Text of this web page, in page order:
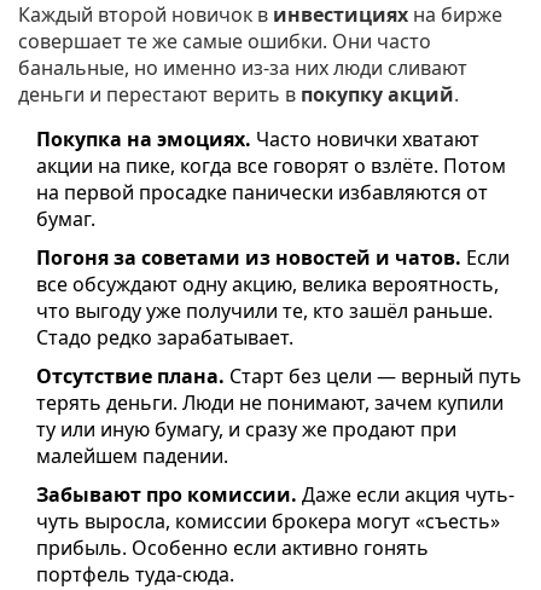
Каждый второй новичок в инвестициях на бирже
совершает те же самые ошибки. Они часто
банальные, но именно из-за них люди сливают
деньги и перестают верить в покупку акций.
Покупка на эмоциях. Часто новички хватают
акции на пике, когда все говорят о взлёте. Потом
на первой просадке панически избавляются от
бумаг.
Погоня за советами из новостей и чатов. Если
все обсуждают одну акцию, велика вероятность,
что выгоду уже получили те, кто зашёл раньше.
Стадо редко зарабатывает.
Отсутствие плана. Старт без цели — верный путь
терять деньги. Люди не понимают, зачем купили
ту или иную бумагу, и сразу же продают при
малейшем падении.
Забывают про комиссии. Даже если акция чуть-
чуть выросла, комиссии брокера могут «съесть»
прибыль. Особенно если активно гонять
портфель туда-сюда.